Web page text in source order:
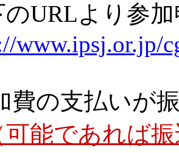
より参加
www.ipsj.or.jp/
の支払いが
能であれば